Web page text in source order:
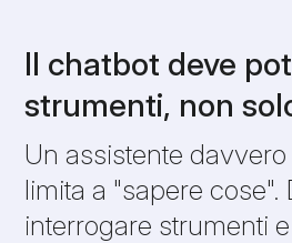
Il chatbot deve
strumenti, non
Un assistente
limita a "sapere cose".
interrogare strumenti